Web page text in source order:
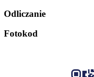
Odliczanie
Fotokod